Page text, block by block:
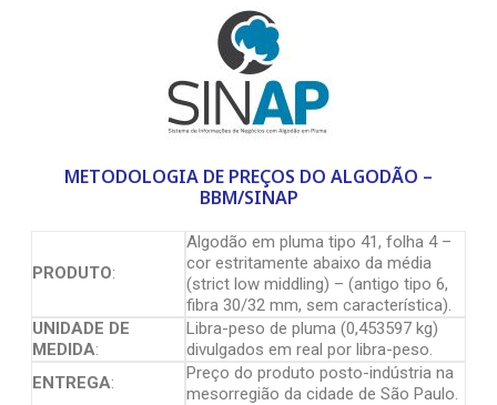
METODOLOGIA DE PREÇOS DO ALGODÃO –
BBM/SINAP
PRODUTO:
Algodão em pluma tipo 41, folha 4 –
cor estritamente abaixo da média
(strict low middling) – (antigo tipo 6,
fibra 30/32 mm, sem característica).
UNIDADE DE
MEDIDA:
Libra-peso de pluma (0,453597 kg)
divulgados em real por libra-peso.
ENTREGA:
Preço do produto posto-indústria na
mesorregião da cidade de São Paulo.